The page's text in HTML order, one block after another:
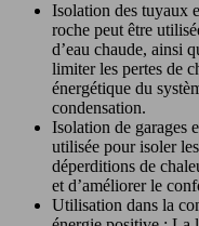
Isolation des tuyaux
roche peut être
d’eau chaude, ainsi
limiter les pertes de
énergétique du
condensation.
Isolation de garages
utilisée pour isoler
déperditions de
et d’améliorer le
Utilisation dans la